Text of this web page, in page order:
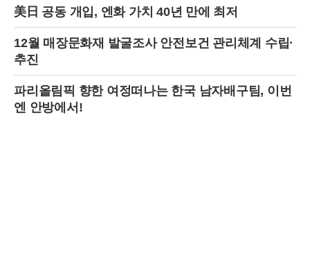
깊은 가문에 새로운 시대의 활력을 불어넣는 계기가 될 것으로 보인다.
프랑스 귀족의 전통과 한국계 글로벌 엘리트의 만남은 지방시 가문의 역
인 사건으로 기록될 것이다.
美日 공동 개입, 엔화 가치 40년 만에 최저
12월 매장문화재 발굴조사 안전보건 관리체계 수립·
추진
파리올림픽 향한 여정떠나는 한국 남자배구팀, 이번
엔 안방에서!